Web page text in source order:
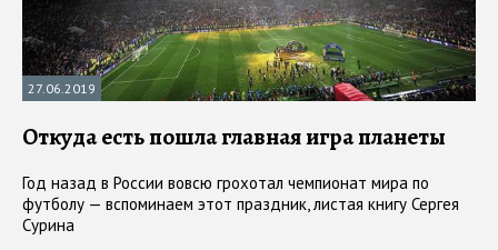
27.06.2019
Откуда есть пошла главная игра планеты
Год назад в России вовсю грохотал чемпионат мира по
футболу — вспоминаем этот праздник, листая книгу Сергея
Сурина